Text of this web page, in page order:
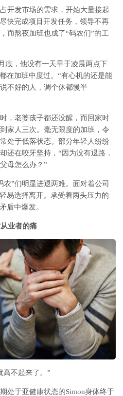
开发市场的需求，开始大量接起
快完成项目开发任务，领导不再
而熬夜加班也成了“码农们”的工
底，他没有一天早于凌晨两点下
在加班中度过。“有心机的还是能
不好的人，调个休都慢半
，老婆孩子都还没醒，而回家时
家人三次。毫无限度的加班，令
处于低落状态。部分年轻人纷纷
还在咬牙坚持，“因为没有退路，
母怎么办？”
农”们明显进退两难。面对着公司
易选择离开。承受着两头压力的
盾中爆发。
业者的痛
高不起来了。”
处于亚健康状态的Simon身体终于